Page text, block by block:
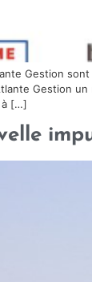
Gestion
Gestion
à […]